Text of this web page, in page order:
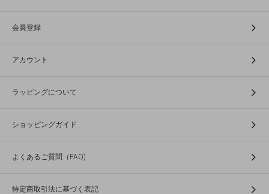
会員登録
アカウント
ラッピングについて
ショッピングガイド
よくあるご質問（FAQ)
特定商取引法に基づく表記